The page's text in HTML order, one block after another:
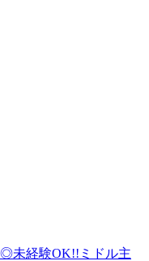
◎未経験OK!!ミドル主